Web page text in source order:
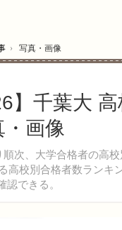
› 写真・画像
】千葉大
画像
次、大学合格者の高
高校別合格者数ラン
認できる。